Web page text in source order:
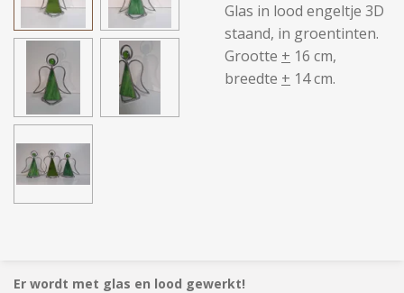
Glas in lood engeltje 3D
staand, in groentinten.
Grootte + 16 cm,
breedte + 14 cm.
Er wordt met glas en lood gewerkt!